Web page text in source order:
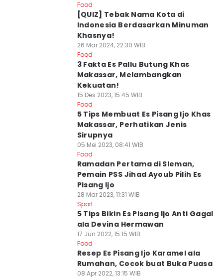
Food
[QUIZ] Tebak Nama Kota di
Indonesia Berdasarkan Minuman
Khasnya!
26 Mar 2024, 22:30 WIB
Food
3 Fakta Es Pallu Butung Khas
Makassar, Melambangkan
Kekuatan!
15 Des 2023, 15:45 WIB
Food
5 Tips Membuat Es Pisang Ijo Khas
Makassar, Perhatikan Jenis
Sirupnya
05 Mei 2023, 08:41 WIB
Food
Ramadan Pertama di Sleman,
Pemain PSS Jihad Ayoub Pilih Es
Pisang Ijo
28 Mar 2023, 11:31 WIB
Sport
5 Tips Bikin Es Pisang Ijo Anti Gagal
ala Devina Hermawan
17 Jun 2022, 15:15 WIB
Food
Resep Es Pisang Ijo Karamel ala
Rumahan, Cocok buat Buka Puasa
08 Apr 2022, 13:15 WIB